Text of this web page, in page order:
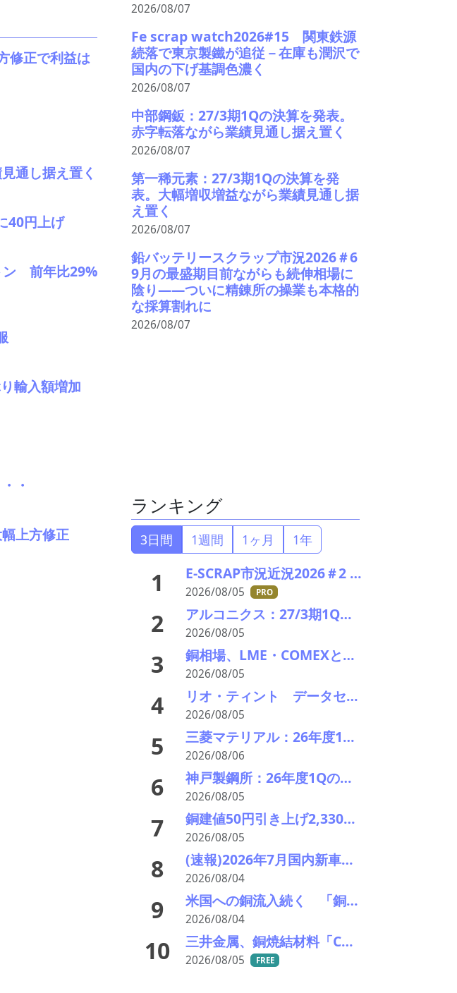
修正で利益は
通し据え置く
40円上げ
ン 前年比29%
輸入額増加
・
上方修正
2026/08/07
Fe scrap watch2026#15 関東鉄源
続落で東京製鐵が追従－在庫も潤沢で
国内の下げ基調色濃く
2026/08/07
中部鋼鈑：27/3期1Qの決算を発表。
赤字転落ながら業績見通し据え置く
2026/08/07
第一稀元素：27/3期1Qの決算を発
表。大幅増収増益ながら業績見通し据
え置く
2026/08/07
鉛バッテリースクラップ市況2026＃6
9月の最盛期目前ながらも続伸相場に
陰り――ついに精錬所の操業も本格的
な採算割れに
2026/08/07
ランキング
3日間 1週間 1ヶ月 1年
1 E-SCRAP市況近況2026＃2 深まりゆくそれぞれの秋景色!?――ＪＸ金属、三菱マテリアルのいま
2026/08/05 PRO
2 アルコニクス：27/3期1Q決算を発表。業績見通し、配当を修正
2026/08/05
3 銅相場、LME・COMEXとも高値更新 米国向け流入と中国の供給逼迫が相場押し上げ
2026/08/05
4 リオ・ティント データセンターブームにおける自社の優位性を強調 銅やアルミニウム事業の伸び背景に
2026/08/05
5 三菱マテリアル：26年度1Qの決算説明会を開催。業績見通しを大幅上方修正
2026/08/06
6 神戸製鋼所：26年度1Qの決算説明会を開催。売上高のみ上方修正だが・・・
2026/08/05
7 銅建値50円引き上げ2,330円に 中東緊張緩和期待でLME続伸、円高も一服
2026/08/05
8 (速報)2026年7月国内新車販売 41万7千台 前年同月比7%増加 4か月連続プラス
2026/08/04
9 米国への銅流入続く 「銅の山」はCOMEXだけでは見えない
2026/08/04
10 三井金属、銅焼結材料「Cuprima」が初の量産採用決定
2026/08/05 FREE